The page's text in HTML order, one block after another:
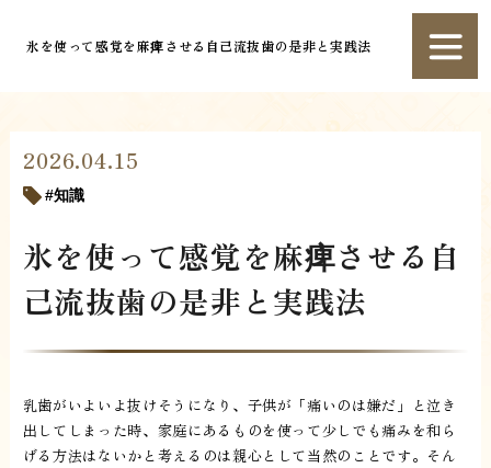
氷を使って感覚を麻痺させる自己流抜歯の是非と実践法
2026.04.15
知識
氷を使って感覚を麻痺させる自
己流抜歯の是非と実践法
乳歯がいよいよ抜けそうになり、子供が「痛いのは嫌だ」と泣き
出してしまった時、家庭にあるものを使って少しでも痛みを和ら
げる方法はないかと考えるのは親心として当然のことです。そん